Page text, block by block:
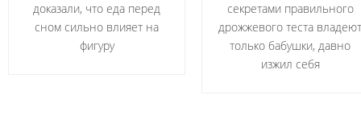
доказали, что еда перед
сном сильно влияет на
фигуру
секретами правильного
дрожжевого теста владеют
только бабушки, давно
изжил себя